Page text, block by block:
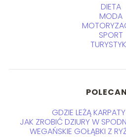
DIETA
MODA
SPORT
GDZIE LEŻĄ
JAK ZROBIĆ DZIURY W
WEGAŃSKIE GOŁĄBKI Z